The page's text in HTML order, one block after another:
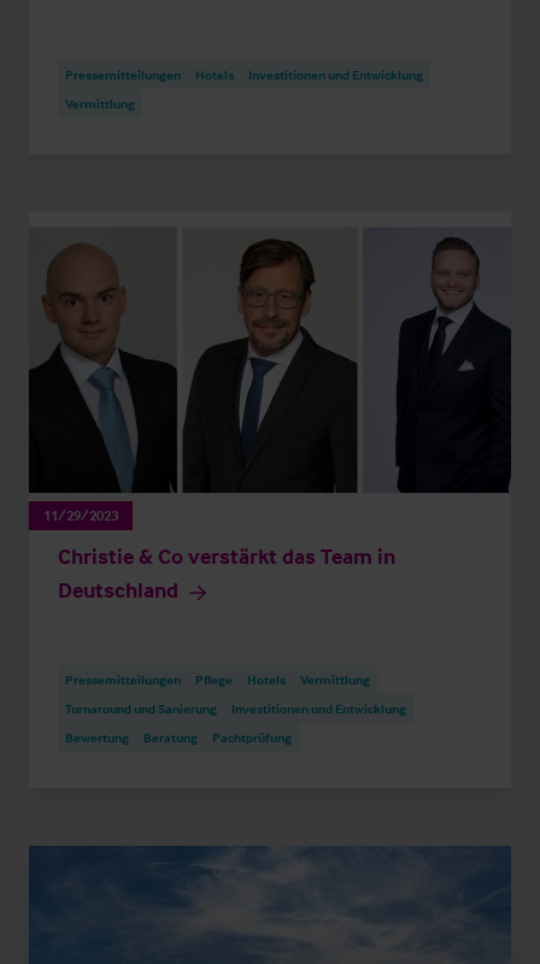
Pressemitteilungen Hotels
Investitionen und Entwicklung
Vermittlung
11/29/2023
Christie & Co verstärkt das Team in
Deutschland
Pressemitteilungen Pflege Hotels
Vermittlung
Turnaround und Sanierung
Investitionen und Entwicklung
Bewertung
Beratung Pachtprüfung